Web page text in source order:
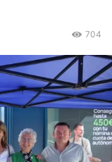
704